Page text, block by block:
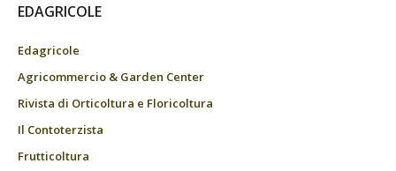
EDAGRICOLE
Edagricole
Agricommercio & Garden Center
Rivista di Orticoltura e Floricoltura
Il Contoterzista
Frutticoltura